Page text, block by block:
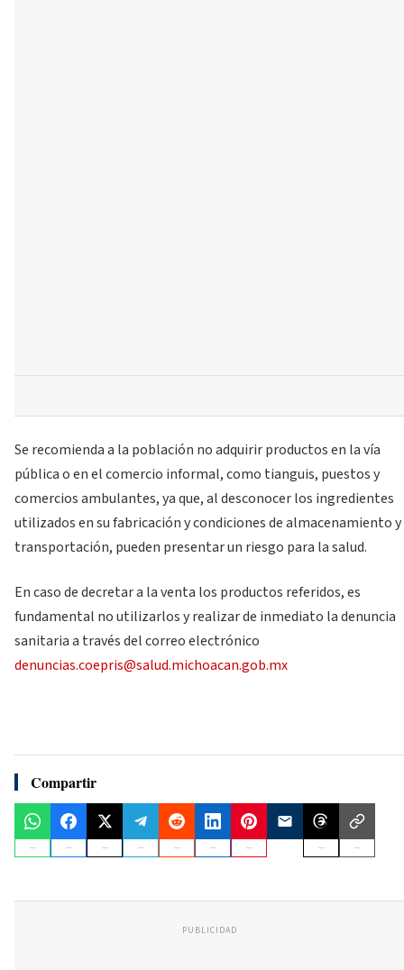
Se recomienda a la población no adquirir productos en la vía
pública o en el comercio informal, como tianguis, puestos y
comercios ambulantes, ya que, al desconocer los ingredientes
utilizados en su fabricación y condiciones de almacenamiento y
transportación, pueden presentar un riesgo para la salud.
En caso de decretar a la venta los productos referidos, es
fundamental no utilizarlos y realizar de inmediato la denuncia
sanitaria a través del correo electrónico
denuncias.coepris@salud.michoacan.gob.mx
Compartir
PUBLICIDAD